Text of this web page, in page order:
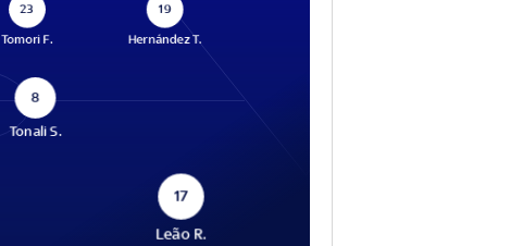
23
Tomori F.
19
Hernández T.
8
Tonali S.
17
Leão R.